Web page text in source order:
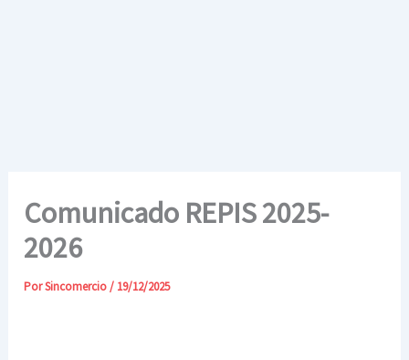
Comunicado REPIS 2025-
2026
PorSincomercio/ 19/12/2025